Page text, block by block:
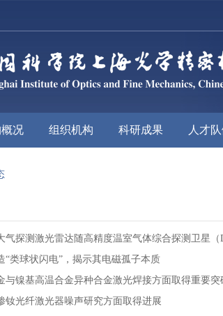
况 组织机构 科研成果 人才
气探测激光雷达随高精度温室气体综合探测卫星（
“类球状闪电”，揭示其电磁孤子本质
与镍基高温合金异种合金激光焊接方面取得重要突
钕光纤激光器噪声研究方面取得进展